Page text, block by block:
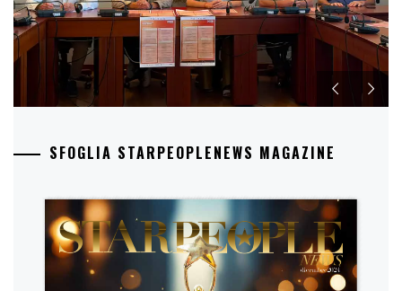
SFOGLIA STARPEOPLENEWS MAGAZINE